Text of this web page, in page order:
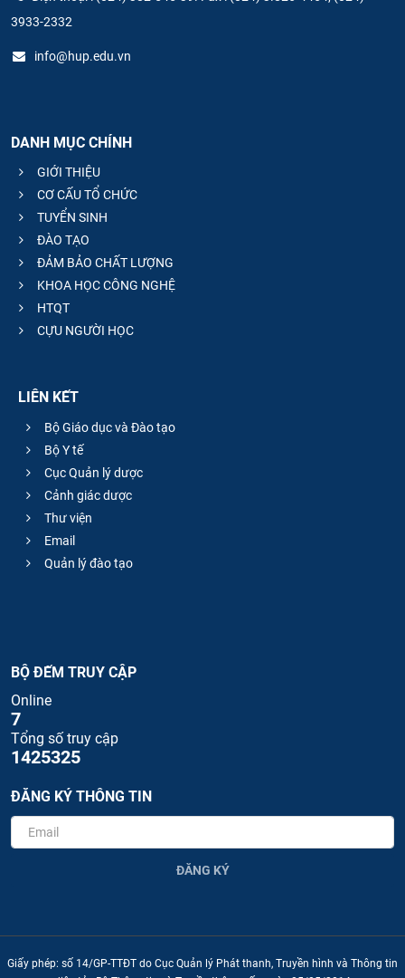
3933-2332
info@hup.edu.vn
DANH MỤC CHÍNH
GIỚI THIỆU
CƠ CẤU TỔ CHỨC
TUYỂN SINH
ĐÀO TẠO
ĐẢM BẢO CHẤT LƯỢNG
KHOA HỌC CÔNG NGHỆ
HTQT
CỰU NGƯỜI HỌC
LIÊN KẾT
Bộ Giáo dục và Đào tạo
Bộ Y tế
Cục Quản lý dược
Cảnh giác dược
Thư viện
Email
Quản lý đào tạo
BỘ ĐẾM TRUY CẬP
Online
7
Tổng số truy cập
1425325
ĐĂNG KÝ THÔNG TIN
ĐĂNG KÝ
Giấy phép: số 14/GP-TTĐT do Cục Quản lý Phát thanh, Truyền hình và Thông tin